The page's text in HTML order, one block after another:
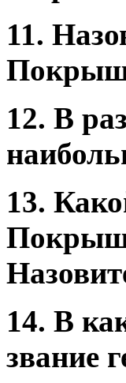
11.
12. В
13.
14. В
звание